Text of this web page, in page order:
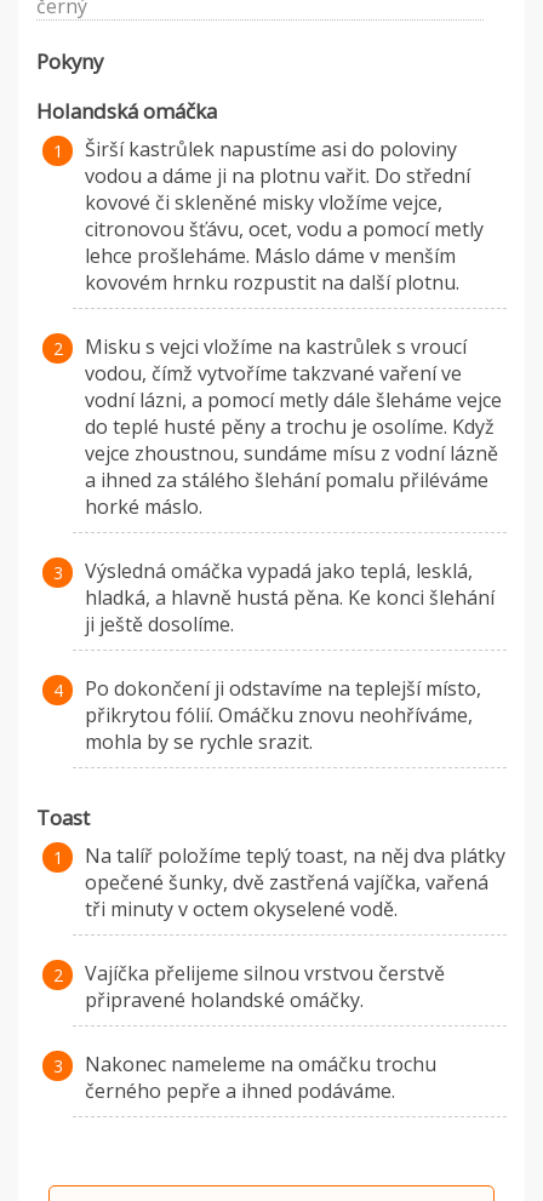
černý
Pokyny
Holandská omáčka
Širší kastrůlek napustíme asi do poloviny
vodou a dáme ji na plotnu vařit. Do střední
kovové či skleněné misky vložíme vejce,
citronovou šťávu, ocet, vodu a pomocí metly
lehce prošleháme. Máslo dáme v menším
kovovém hrnku rozpustit na další plotnu.
Misku s vejci vložíme na kastrůlek s vroucí
vodou, čímž vytvoříme takzvané vaření ve
vodní lázni, a pomocí metly dále šleháme vejce
do teplé husté pěny a trochu je osolíme. Když
vejce zhoustnou, sundáme mísu z vodní lázně
a ihned za stálého šlehání pomalu přiléváme
horké máslo.
Výsledná omáčka vypadá jako teplá, lesklá,
hladká, a hlavně hustá pěna. Ke konci šlehání
ji ještě dosolíme.
Po dokončení ji odstavíme na teplejší místo,
přikrytou fólií. Omáčku znovu neohříváme,
mohla by se rychle srazit.
Toast
Na talíř položíme teplý toast, na něj dva plátky
opečené šunky, dvě zastřená vajíčka, vařená
tři minuty v octem okyselené vodě.
Vajíčka přelijeme silnou vrstvou čerstvě
připravené holandské omáčky.
Nakonec nameleme na omáčku trochu
černého pepře a ihned podáváme.